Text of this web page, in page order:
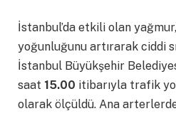
İstanbul’da etkili olan
yoğunluğunu artırarak ciddi
İstanbul Büyükşehir
saat 15.00 itibarıyla trafik
olarak ölçüldü. Ana